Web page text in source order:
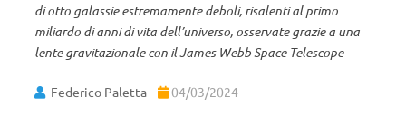
di otto galassie estremamente deboli, risalenti al primo
miliardo di anni di vita dell’universo, osservate grazie a una
lente gravitazionale con il James Webb Space Telescope
Federico Paletta 04/03/2024